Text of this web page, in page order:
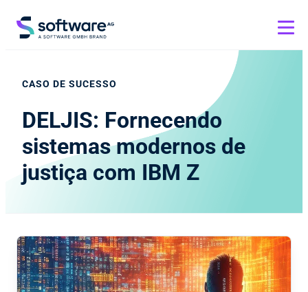
CASO DE SUCESSO
DELJIS: Fornecendo
sistemas modernos de
justiça com IBM Z